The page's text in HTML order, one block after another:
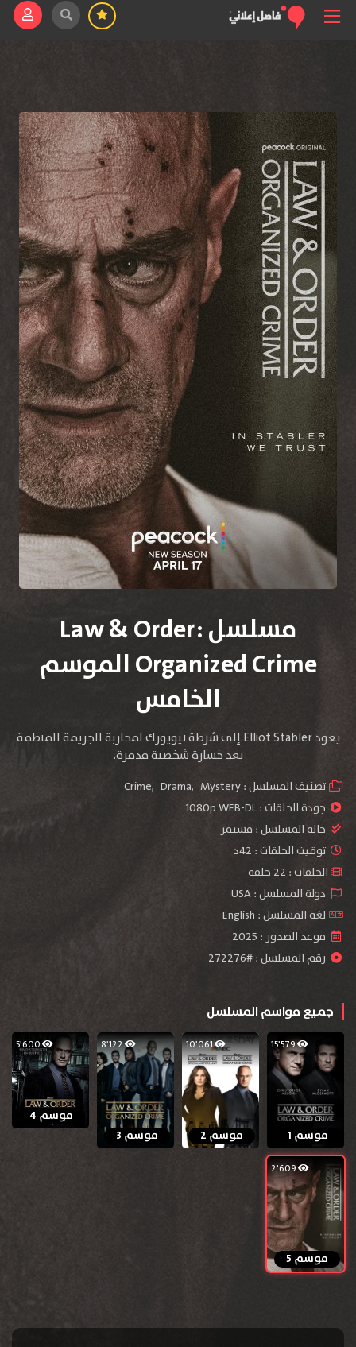
مسلسل Law & Order:
Organized Crime الموسم
الخامس
يعود Elliot Stabler إلى شرطة نيويورك لمحاربة الجريمة المنظمة
بعد خسارة شخصية مدمرة.
تصنيف المسلسل : Crime, Drama, Mystery
جودة الحلقات :1080p WEB-DL
حالة المسلسل : مستمر
توقيت الحلقات : 42د
الحلقات : 22 حلقة
دولة المسلسل : USA
لغة المسلسل : English
موعد الصدور : 2025
رقم المسلسل : #272276
جميع مواسم المسلسل
15٬579
موسم 1
10٬061
موسم 2
8٬122
موسم 3
5٬600
موسم 4
2٬609
موسم 5